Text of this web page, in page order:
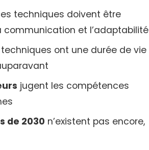
techniques doivent être
et l’adaptabilité
ont une durée de vie
jugent les compétences
de 2030 n’existent pas encore,